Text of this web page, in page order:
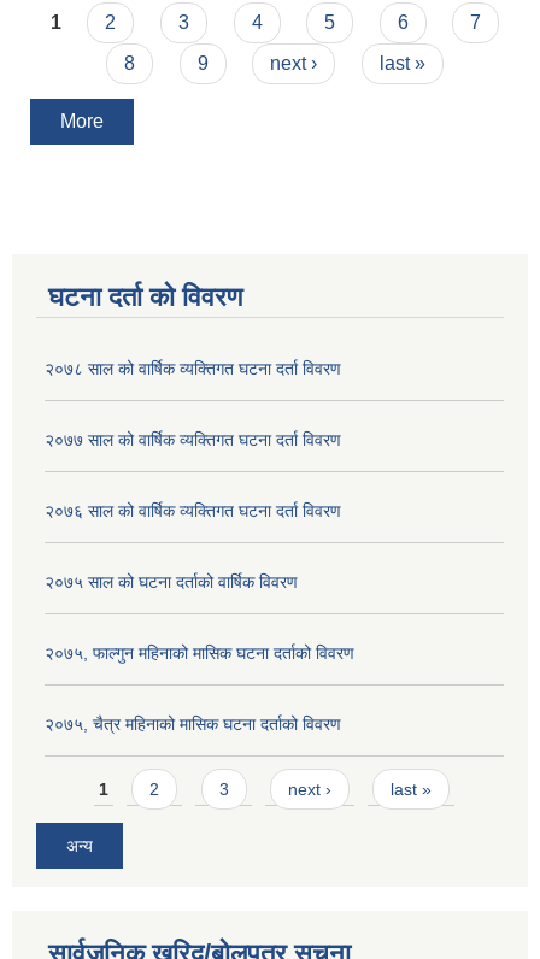
Pages
1 2 3 4 5 6
7
8
9 next › last »
More
घटना दर्ता को विवरण
२०७८ साल को वार्षिक व्यक्तिगत घटना दर्ता विवरण
२०७७ साल को वार्षिक व्यक्तिगत घटना दर्ता विवरण
२०७६ साल को वार्षिक व्यक्तिगत घटना दर्ता विवरण
२०७५ साल को घटना दर्ताको वार्षिक विवरण
२०७५, फाल्गुन महिनाको मासिक घटना दर्ताको विवरण
२०७५, चैत्र महिनाको मासिक घटना दर्ताको विवरण
Pages
1 2 3 next › last »
अन्य